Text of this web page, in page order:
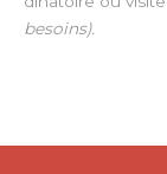
besoins).